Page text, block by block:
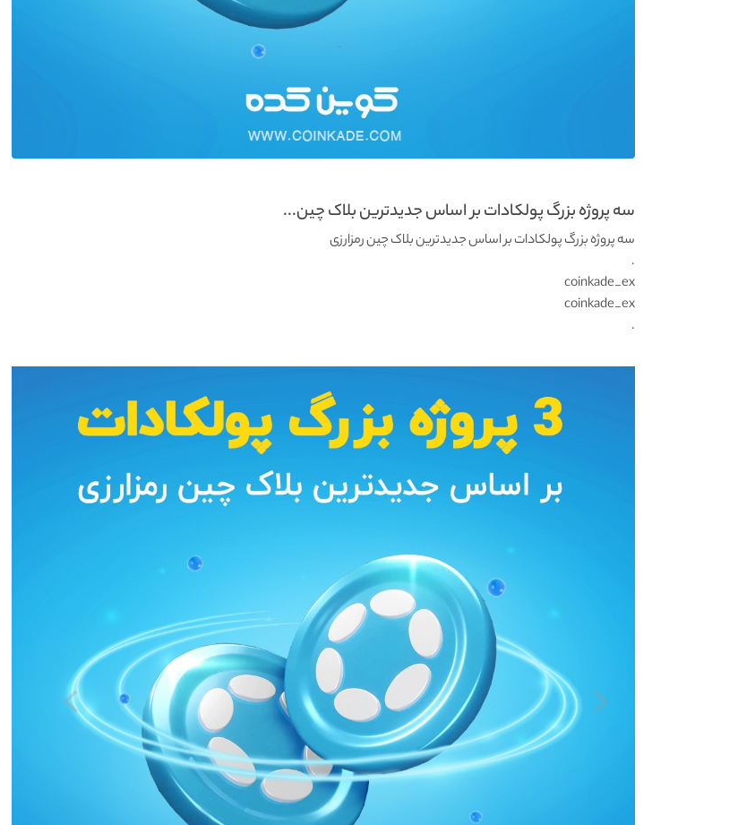
سه پروژه بزرگ پولکادات بر اساس جدیدترین بلاک چین...
سه پروژه بزرگ پولکادات بر اساس جدیدترین بلاک چین رمزارزی
.
coinkade_ex
coinkade_ex
.